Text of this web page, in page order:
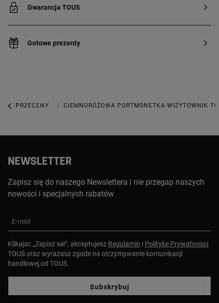
Gwarancja TOUS
Gotowe prezenty
PRZECENY PRZECENY DODATKÓW
CIEMNORÓŻOWA PORTMONETKA-WIZYTOWNIK
NEWSLETTER
Zapisz się do naszego Newslettera i nie przegap naszych
nowości i specjalnych rabatów
E-mail
Klikajac „Zapisz sie”, akceptujesz Regulamin i Polityke Prywatnosci
TOUS oraz wyrazasz zgode na otrzymywanie komunikacji
handlowej od TOUS.
Subskrybuj